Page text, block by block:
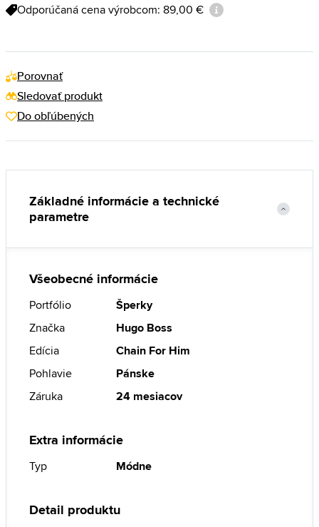
Odporúčaná cena výrobcom: 89,00 €
Porovnať
Sledovať produkt
Do obľúbených
Základné informácie a technické
parametre
Všeobecné informácie
Portfólio
Šperky
Značka
Hugo Boss
Edícia
Chain For Him
Pohlavie
Pánske
Záruka
24 mesiacov
Extra informácie
Typ Módne
Detail produktu